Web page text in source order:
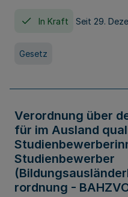
In Kraft Seit 29.
Gesetz
Verordnung über
für im Ausland
Studienbewerber
rordnung -